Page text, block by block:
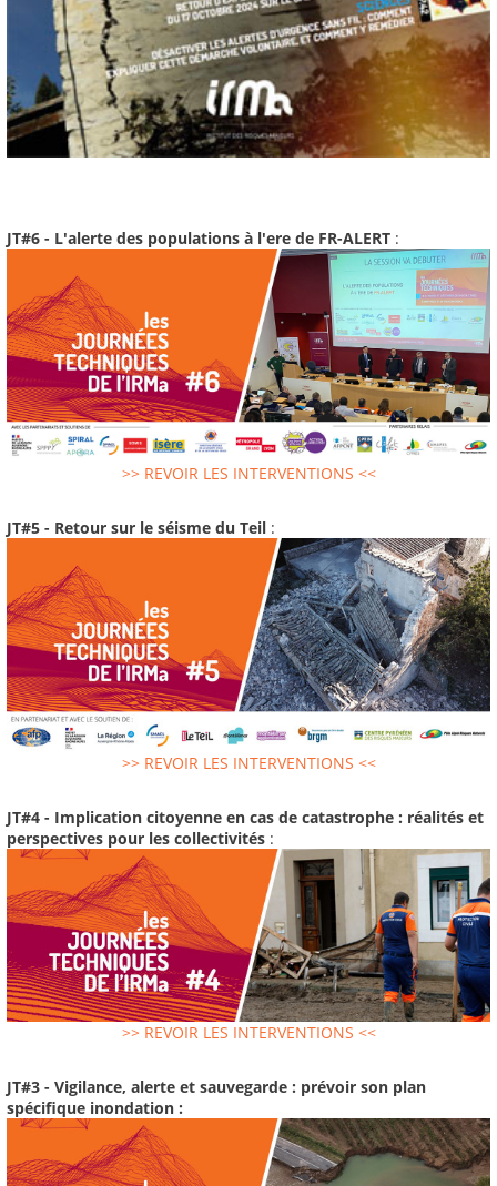
JT#6 - L'alerte des populations à l'ere de FR-ALERT :
>> REVOIR LES INTERVENTIONS <<
JT#5 - Retour sur le séisme du Teil :
>> REVOIR LES INTERVENTIONS <<
JT#4 - Implication citoyenne en cas de catastrophe : réalités et
perspectives pour les collectivités :
>> REVOIR LES INTERVENTIONS <<
JT#3 - Vigilance, alerte et sauvegarde : prévoir son plan
spécifique inondation :